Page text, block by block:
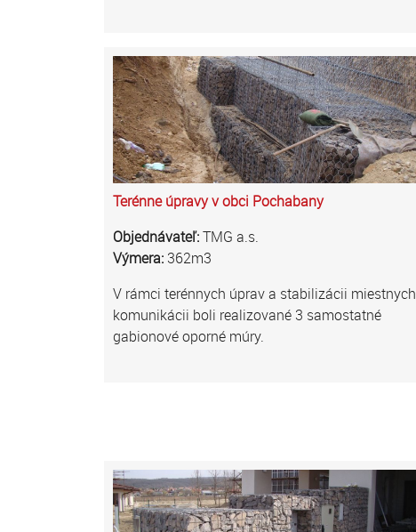
Terénne úpravy v obci Pochabany
Objednávateľ:TMG a.s.
Výmera: 362m3
V rámci terénnych úprav a stabilizácii miestnych
komunikácii boli realizované 3 samostatné
gabionové oporné múry.